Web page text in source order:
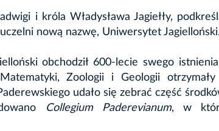
i króla Władysława Jagiełły,
nową nazwę, Uniwersytet
obchodził 600-lecie swego
Zoologii i Geologii
udało się zebrać część
Collegium Paderevianum, w